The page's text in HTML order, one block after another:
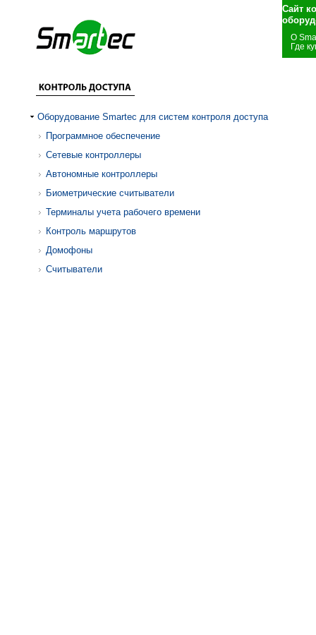
Сайт
О
Где
Оборудование Smartec для систем контроля доступа
Программное обеспечение
Сетевые контроллеры
Автономные контроллеры
Биометрические считыватели
Терминалы учета рабочего времени
Контроль маршрутов
Домофоны
Считыватели